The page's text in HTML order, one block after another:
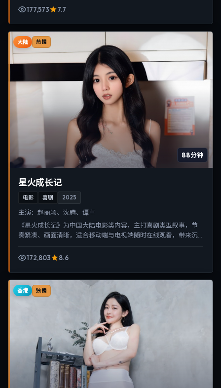
177,573
7.7
大陆 热播
88分钟
星火成长记
电影 喜剧 2025
主演： 赵丽颖、沈腾、谭卓
《星火成长记》为中国大陆电影类内容，主打喜剧类型叙事，节
奏紧凑、画面清晰，适合移动端与电视端随时在线观看，带来沉
172,803
8.6
香港 独播